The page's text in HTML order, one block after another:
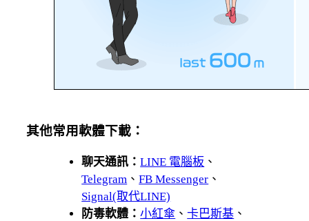
其他常用軟體下載：
聊天通訊：LINE 電腦板 、
Telegram 、FB Messenger 、
Signal(取代LINE)
防毒軟體：小紅傘 、卡巴斯基 、